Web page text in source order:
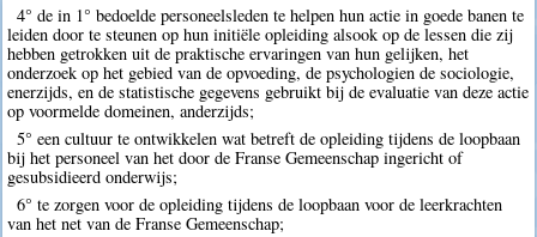
4° de in 1° bedoelde personeelsleden te helpen hun actie in goede banen te
leiden door te steunen op hun initiële opleiding alsook op de lessen die zij
hebben getrokken uit de praktische ervaringen van hun gelijken, het
onderzoek op het gebied van de opvoeding, de psychologien de sociologie,
enerzijds, en de statistische gegevens gebruikt bij de evaluatie van deze actie
op voormelde domeinen, anderzijds;
5° een cultuur te ontwikkelen wat betreft de opleiding tijdens de loopbaan
bij het personeel van het door de Franse Gemeenschap ingericht of
gesubsidieerd onderwijs;
6° te zorgen voor de opleiding tijdens de loopbaan voor de leerkrachten
van het net van de Franse Gemeenschap;